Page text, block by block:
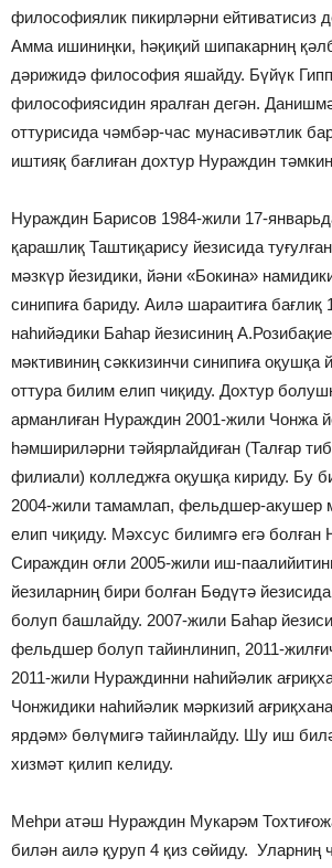
философиялик пикирләрни ейтиватисиз
Амма ишиниңки, һәқиқий шипакарниң
дәрижидә философия яшайду. Бүйүк
философиясидин яралған дегән.
оттурисида чәмбәр-час мунасивәтлик
иштияқ бағлиған дохтур Нураждин
Нураждин Барисов 1984-жили 17-
қарашлиқ Таштиқарису йезисида
мәзкүр йезидики, йәни «Бокина»
синипиға бариду. Аилә шараитиға бағлиқ
наһийәдики Баһар йезисиниң
мәктивиниң сәккизинчи синипиға оқушқа
оттура билим елип чиқиду. Дохтур
арманлиған Нураждин 2001-жили Чонжа
һәмшириләрни тәйярлайдиған (Талғар
филиали) колледжға оқушқа кириду. Бу
2004-жили тамамлап, фельдшер-акушер
елип чиқиду. Мәхсус билимгә егә болған
Сираждин оғли 2005-жили иш-
йезиларниң бири болған Бөдүтә
болуп башлайду. 2007-жили Баһар
фельдшер болуп тайинлинип, 2011-
2011-жили Нураждинни наһийәлик
Чонжидики наһийәлик мәркизий
ярдәм» бөлүмигә тайинлайду. Шу иш
хизмәт қилип келиду.
Меһри атәш Нураждин Мукарәм
билән аилә қуруп 4 қиз сөйиду. Уларниң